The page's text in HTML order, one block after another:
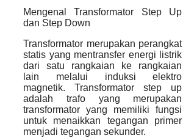
Mengenal Transformator Step Up
dan Step Down
Transformator merupakan perangkat
statis yang mentransfer energi listrik
dari satu rangkaian ke rangkaian
lain melalui induksi elektro
magnetik. Transformator step up
adalah trafo yang merupakan
transformator yang memiliki fungsi
untuk menaikkan tegangan primer
menjadi tegangan sekunder.